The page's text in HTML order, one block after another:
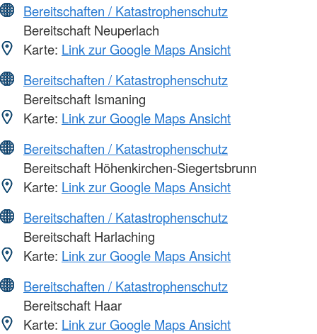
Bereitschaften / Katastrophenschutz
Bereitschaft Neuperlach
Karte: Link zur Google Maps Ansicht
Bereitschaften / Katastrophenschutz
Bereitschaft Ismaning
Karte: Link zur Google Maps Ansicht
Bereitschaften / Katastrophenschutz
Bereitschaft Höhenkirchen-Siegertsbrunn
Karte: Link zur Google Maps Ansicht
Bereitschaften / Katastrophenschutz
Bereitschaft Harlaching
Karte: Link zur Google Maps Ansicht
Bereitschaften / Katastrophenschutz
Bereitschaft Haar
Karte: Link zur Google Maps Ansicht